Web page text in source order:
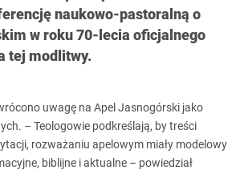
naukowo-pastoralną o
w roku 70-lecia oficjalnego
tej modlitwy.
uwagę na Apel Jasnogórski jako
– Teologowie podkreślają, by treści
rozważaniu apelowym miały modelowy
biblijne i aktualne – powiedział